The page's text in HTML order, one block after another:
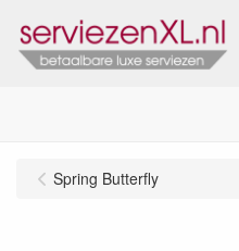
Spring Butterfly